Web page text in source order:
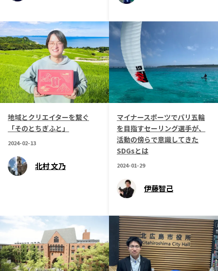
地域とクリエイターを繋ぐ
「そのとちぎふと」
2024-02-13
北村 文乃
マイナースポーツでパリ五輪
を目指すセーリング選手が、
活動の傍らで意識してきた
SDGsとは
2024-01-29
伊藤智己